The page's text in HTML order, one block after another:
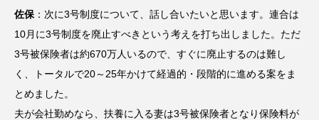
佐保 ：次に3号制度について、話し合いたいと思います。連合は
10月に3号制度を廃止すべきという考えを打ち出しました。ただ
3号被保険者は約670万人いるので、すぐに廃止するのは難し
く、トータルで20～25年かけて経過的・段階的に進める案をま
とめました。
夫が会社勤めなら、扶養に入る妻は3号被保険者となり保険料が